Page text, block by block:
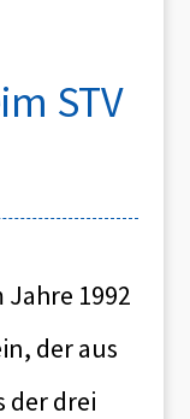
STV
Jahre 1992
der aus
der drei